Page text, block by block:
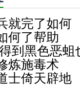
就完了如何
何了帮助
到黑色恶蛆
炼施毒术
士倚天辟地